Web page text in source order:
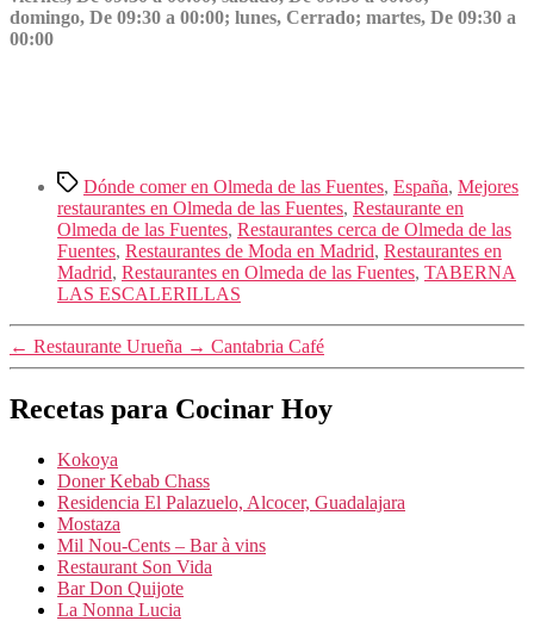
domingo, De 09:30 a 00:00; lunes, Cerrado; martes, De 09:30 a
00:00
Etiquetas
Dónde comer en Olmeda de las Fuentes, España, Mejores
restaurantes en Olmeda de las Fuentes, Restaurante en
Olmeda de las Fuentes, Restaurantes cerca de Olmeda de las
Fuentes, Restaurantes de Moda en Madrid, Restaurantes en
Madrid, Restaurantes en Olmeda de las Fuentes, TABERNA
LAS ESCALERILLAS
← Restaurante Urueña → Cantabria Café
Recetas para Cocinar Hoy
Kokoya
Doner Kebab Chass
Residencia El Palazuelo, Alcocer, Guadalajara
Mostaza
Mil Nou-Cents – Bar à vins
Restaurant Son Vida
Bar Don Quijote
La Nonna Lucia